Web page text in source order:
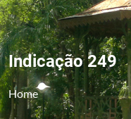
Indicação 249
Home